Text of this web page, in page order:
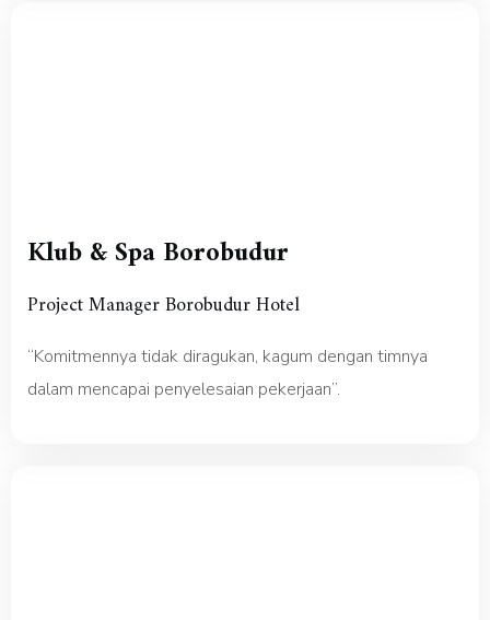
Klub & Spa Borobudur
Project Manager Borobudur Hotel
“Komitmennya tidak diragukan, kagum dengan timnya
dalam mencapai penyelesaian pekerjaan”.